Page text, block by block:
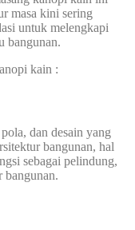
masa kini sering
untuk melengkapi
bangunan.
kain :
dan desain yang
bangunan, hal
sebagai pelindung,
bangunan.